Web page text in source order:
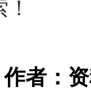
作者：